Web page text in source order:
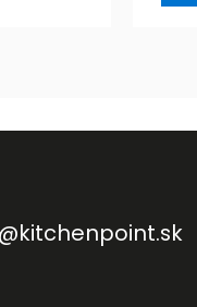
kitchenpoint.sk